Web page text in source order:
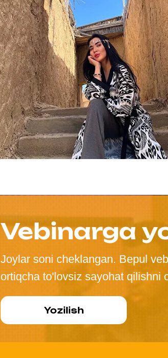
Vebinarga
Joylar soni cheklangan. Bepul
ortiqcha to'lovsiz sayohat qilishni
Yozilish